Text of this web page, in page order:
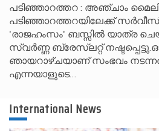
പടിഞ്ഞാറത്തറ : അഞ്ചാം
പടിഞ്ഞാറത്തറയിലേക്ക്
'രാജഹംസം' ബസ്സിൽ യാത്ര
സ്വർണ്ണ ബ്രേസ്‌ലറ്റ്
ഞായറാഴ്ചയാണ് സംഭവം
എന്നയാളുടെ…
International News